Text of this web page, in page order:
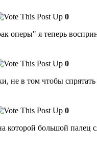
0
оперы" я теперь
0
не в том чтобы
0
которой большой палец